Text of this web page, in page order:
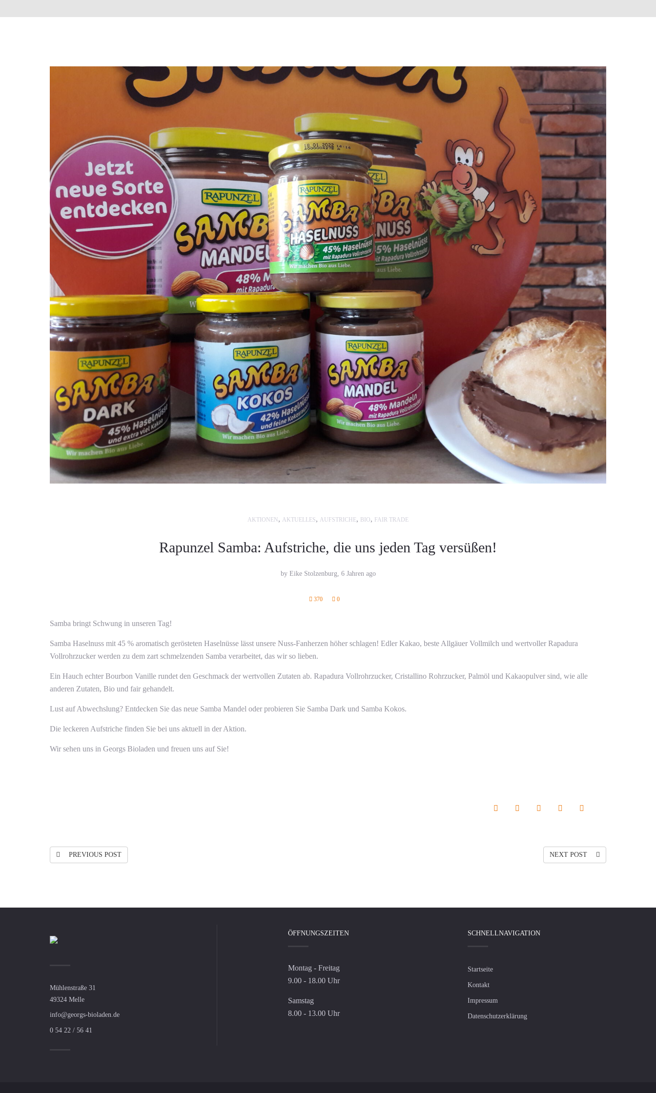
AKTIONEN, AKTUELLES, AUFSTRICHE, BIO, FAIR TRADE
Rapunzel Samba: Aufstriche, die uns jeden Tag versüßen!
by Eike Stolzenburg, 6 Jahren ago
370 0
Samba bringt Schwung in unseren Tag!
Samba Haselnuss mit 45 % aromatisch gerösteten Haselnüsse lässt unsere Nuss-Fanherzen höher schlagen! Edler Kakao, beste Allgäuer Vollmilch und wertvoller Rapadura
Vollrohrzucker werden zu dem zart schmelzenden Samba verarbeitet, das wir so lieben.
Ein Hauch echter Bourbon Vanille rundet den Geschmack der wertvollen Zutaten ab. Rapadura Vollrohrzucker, Cristallino Rohrzucker, Palmöl und Kakaopulver sind, wie alle
anderen Zutaten, Bio und fair gehandelt.
Lust auf Abwechslung? Entdecken Sie das neue Samba Mandel oder probieren Sie Samba Dark und Samba Kokos.
Die leckeren Aufstriche finden Sie bei uns aktuell in der Aktion.
Wir sehen uns in Georgs Bioladen und freuen uns auf Sie!
PREVIOUS POST NEXT POST
Mühlenstraße 31
49324 Melle
info@georgs-bioladen.de
0 54 22 / 56 41
ÖFFNUNGSZEITEN
Montag - Freitag
9.00 - 18.00 Uhr
Samstag
8.00 - 13.00 Uhr
SCHNELLNAVIGATION
Startseite
Kontakt
Impressum
Datenschutzerklärung